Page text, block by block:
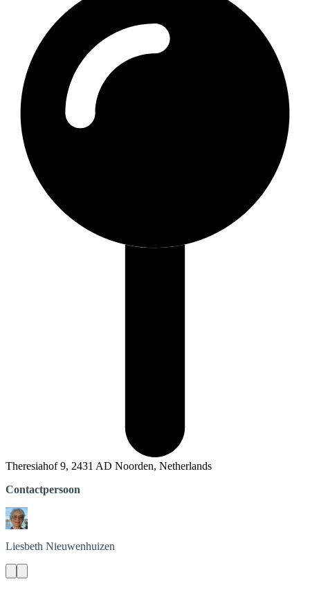
Theresiahof 9, 2431 AD Noorden, Netherlands
Contactpersoon
Liesbeth Nieuwenhuizen